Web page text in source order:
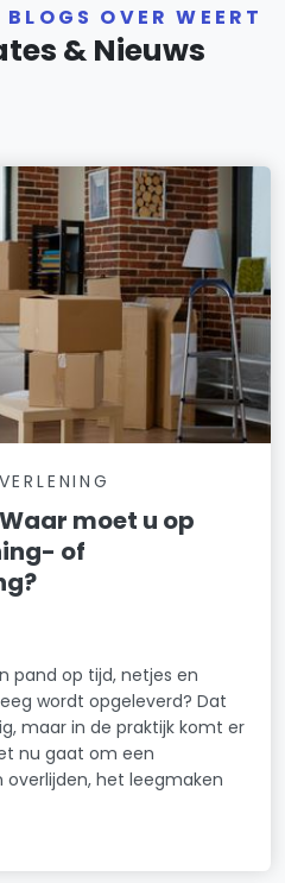
OVER WEERT
& Nieuws
moet u op
of
pand op tijd, netjes en
wordt opgeleverd? Dat
maar in de praktijk komt er
nu gaat om een
het leegmaken